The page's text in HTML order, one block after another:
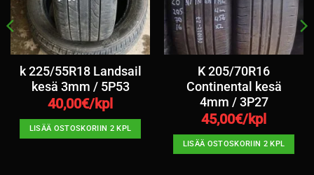
k 225/55R18 Landsail
kesä 3mm / 5P53
40,00€/kpl
LISÄÄ OSTOSKORIIN 2 KPL
K 205/70R16
Continental kesä
4mm / 3P27
45,00€/kpl
LISÄÄ OSTOSKORIIN 2 KPL